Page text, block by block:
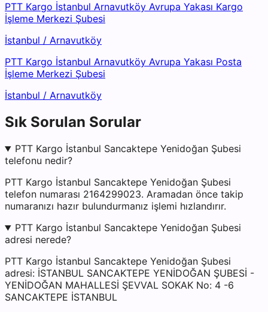
PTT Kargo İstanbul Arnavutköy Avrupa Yakası Kargo
İşleme Merkezi Şubesi
İstanbul / Arnavutköy
PTT Kargo İstanbul Arnavutköy Avrupa Yakası Posta
İşleme Merkezi Şubesi
İstanbul / Arnavutköy
Sık Sorulan Sorular
PTT Kargo İstanbul Sancaktepe Yenidoğan Şubesi
telefonu nedir?
PTT Kargo İstanbul Sancaktepe Yenidoğan Şubesi
telefon numarası 2164299023. Aramadan önce takip
numaranızı hazır bulundurmanız işlemi hızlandırır.
PTT Kargo İstanbul Sancaktepe Yenidoğan Şubesi
adresi nerede?
PTT Kargo İstanbul Sancaktepe Yenidoğan Şubesi
adresi: İSTANBUL SANCAKTEPE YENİDOĞAN ŞUBESİ -
YENİDOĞAN MAHALLESİ ŞEVVAL SOKAK No: 4 -6
SANCAKTEPE İSTANBUL